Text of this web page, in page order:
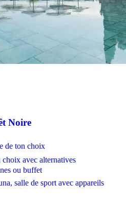
Noire
de ton choix
choix avec alternatives
ou buffet
salle de sport avec appareils